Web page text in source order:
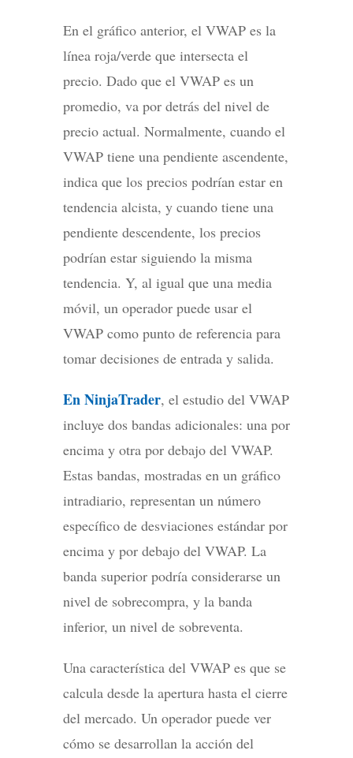
En el gráfico anterior, el VWAP es la
línea roja/verde que intersecta el
precio. Dado que el VWAP es un
promedio, va por detrás del nivel de
precio actual. Normalmente, cuando el
VWAP tiene una pendiente ascendente,
indica que los precios podrían estar en
tendencia alcista, y cuando tiene una
pendiente descendente, los precios
podrían estar siguiendo la misma
tendencia. Y, al igual que una media
móvil, un operador puede usar el
VWAP como punto de referencia para
tomar decisiones de entrada y salida.
En NinjaTrader, el estudio del VWAP
incluye dos bandas adicionales: una por
encima y otra por debajo del VWAP.
Estas bandas, mostradas en un gráfico
intradiario, representan un número
específico de desviaciones estándar por
encima y por debajo del VWAP. La
banda superior podría considerarse un
nivel de sobrecompra, y la banda
inferior, un nivel de sobreventa.
Una característica del VWAP es que se
calcula desde la apertura hasta el cierre
del mercado. Un operador puede ver
cómo se desarrollan la acción del